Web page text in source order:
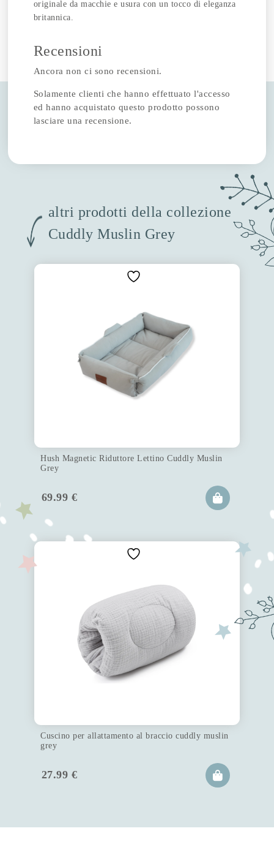
originale da macchie e usura con un tocco di eleganza
britannica.
Recensioni
Ancora non ci sono recensioni.
Solamente clienti che hanno effettuato l'accesso
ed hanno acquistato questo prodotto possono
lasciare una recensione.
altri prodotti della collezione
Cuddly Muslin Grey
Hush Magnetic Riduttore Lettino Cuddly Muslin
Grey
69.99 €
Cuscino per allattamento al braccio cuddly muslin
grey
27.99 €